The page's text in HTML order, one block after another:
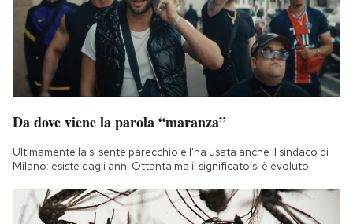
Da dove viene la parola “maranza”
Ultimamente la si sente parecchio e l'ha usata anche il sindaco di
Milano: esiste dagli anni Ottanta ma il significato si è evoluto